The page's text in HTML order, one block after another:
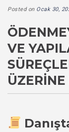
Posted on Ocak 30,
VE